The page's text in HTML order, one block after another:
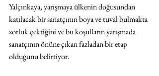
Yalçınkaya, yarışmaya ülkenin doğusundan
katılacak bir sanatçının boya ve tuval bulmakta
zorluk çektiğini ve bu koşulların yarışmada
sanatçının önüne çıkan fazladan bir etap
olduğunu belirtiyor.